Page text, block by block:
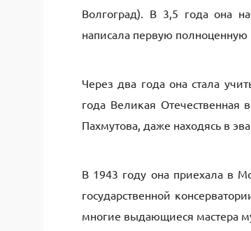
Волгоград). В 3,5 года она
написала первую
Через два года она стала
года Великая Отечественная
Пахмутова, даже находясь в
В 1943 году она приехала в
государственной
многие выдающиеся мастера